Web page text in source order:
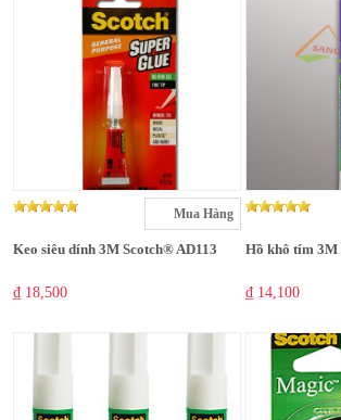
Mua Hàng
Keo siêu dính 3M Scotch® AD113
₫ 18,500
Hồ khô tím 3M
₫ 14,100